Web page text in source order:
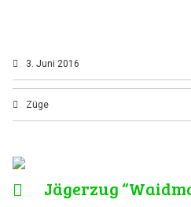
3. Juni 2016
Züge
Jägerzug